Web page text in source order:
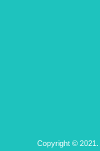
Copyright © 2021.